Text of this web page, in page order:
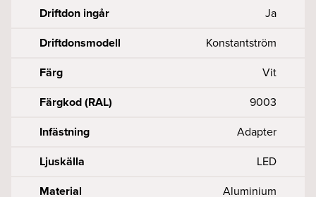
Driftdon ingår
Ja
Driftdonsmodell
Konstantström
Färg
Vit
Färgkod (RAL)
9003
Infästning
Adapter
Ljuskälla
LED
Material
Aluminium